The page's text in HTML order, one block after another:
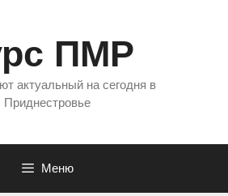
ПМР
актуальный на сегодня в
Приднестровье
Меню